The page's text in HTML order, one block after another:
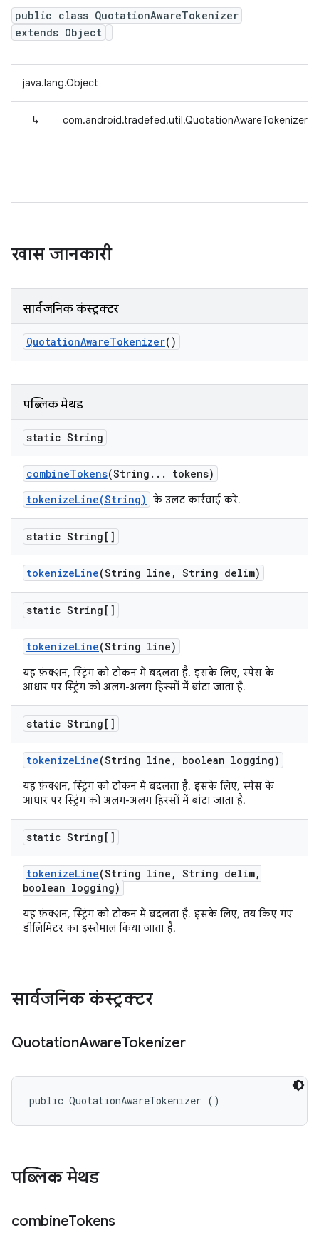
public class QuotationAwareTokenizer
extends Object
java.lang.Object
↳ com.android.tradefed.util.QuotationAwareTokenizer
खास जानकारी
सार्वजनिक कंस्ट्रक्टर
QuotationAwareTokenizer()
पब्लिक मेथड
static String
combineTokens(String . . .
tokens)
tokenizeLine(String)
के उलट कार्रवाई करें.
static String[]
tokenizeLine(String line , String delim)
static String[]
tokenizeLine(String line)
यह फ़ंक्शन, स्ट्रिंग को टोकन में बदलता है. इसके लिए, स्पेस के
आधार पर स्ट्रिंग को अलग-अलग हिस्सों में बांटा जाता है.
static String[]
tokenizeLine(String line , boolean logging)
यह फ़ंक्शन, स्ट्रिंग को टोकन में बदलता है. इसके लिए, स्पेस के
आधार पर स्ट्रिंग को अलग-अलग हिस्सों में बांटा जाता है.
static String[]
tokenizeLine(String line , String delim,
boolean logging)
यह फ़ंक्शन, स्ट्रिंग को टोकन में बदलता है. इसके लिए, तय किए गए
डीलिमिटर का इस्तेमाल किया जाता है.
सार्वजनिक कंस्ट्रक्टर
QuotationAwareTokenizer
public QuotationAwareTokenizer ()
पब्लिक मेथड
combineTokens